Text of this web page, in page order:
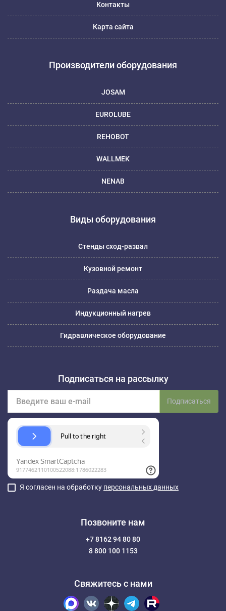
Контакты
Карта сайта
Производители оборудования
JOSAM
EUROLUBE
REHOBOT
WALLMEK
NENAB
Виды оборудования
Стенды сход-развал
Кузовной ремонт
Раздача масла
Индукционный нагрев
Гидравлическое оборудование
Подписаться на рассылку
Подписаться
Я согласен на обработку персональных данных
Позвоните нам
+7 8162 94 80 80
8 800 100 1153
Свяжитесь с нами